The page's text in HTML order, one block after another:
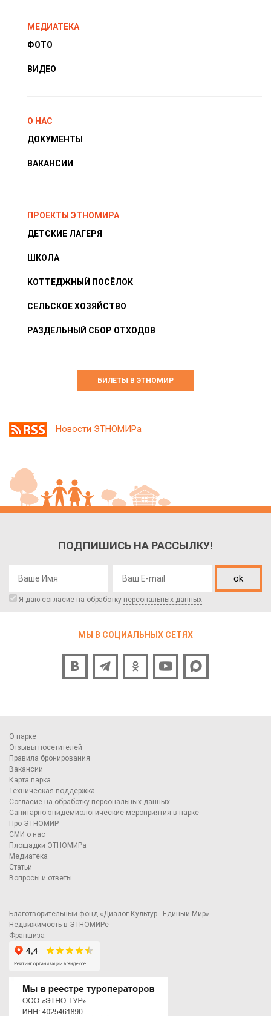
МЕДИАТЕКА
ФОТО
ВИДЕО
О НАС
ДОКУМЕНТЫ
ВАКАНСИИ
ПРОЕКТЫ ЭТНОМИРА
ДЕТСКИЕ ЛАГЕРЯ
ШКОЛА
КОТТЕДЖНЫЙ ПОСЁЛОК
СЕЛЬСКОЕ ХОЗЯЙСТВО
РАЗДЕЛЬНЫЙ СБОР ОТХОДОВ
БИЛЕТЫ В ЭТНОМИР
Новости ЭТНОМИРа
ПОДПИШИСЬ НА РАССЫЛКУ!
ok
Я даю согласие на обработку персональных данных
МЫ В СОЦИАЛЬНЫХ СЕТЯХ
О парке
Отзывы посетителей
Правила бронирования
Вакансии
Карта парка
Техническая поддержка
Согласие на обработку персональных данных
Санитарно-эпидемиологические мероприятия в парке
Про ЭТНОМИР
СМИ о нас
Площадки ЭТНОМИРа
Медиатека
Статьи
Вопросы и ответы
Благотворительный фонд «Диалог Культур - Единый Мир»
Недвижимость в ЭТНОМИРе
Франшиза